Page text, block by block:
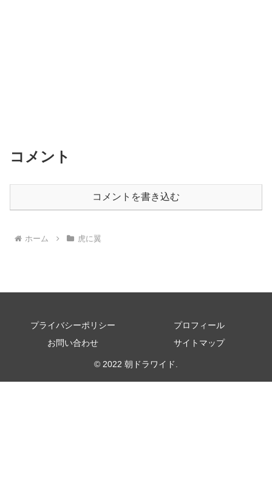
コメント
コメントを書き込む
ホーム 虎に翼
プライバシーポリシー
プロフィール
お問い合わせ
サイトマップ
© 2022 朝ドラワイド.